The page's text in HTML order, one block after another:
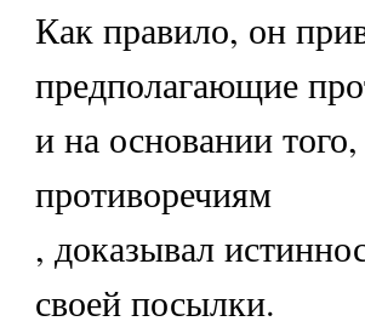
Как правило, он
предполагающие
и на основании
противоречиям
, доказывал
своей посылки.